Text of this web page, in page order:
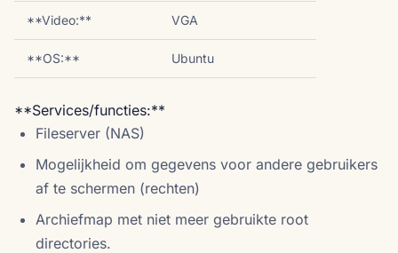
**Video:** VGA
**OS:** Ubuntu
**Services/functies:**
Fileserver (NAS)
Mogelijkheid om gegevens voor andere gebruikers
af te schermen (rechten)
Archiefmap met niet meer gebruikte root
directories.